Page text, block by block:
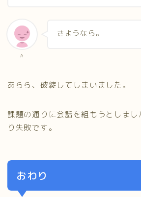
A
さようなら。
あらら、破綻してしまいました。
課題の通りに会話を組もうとしま
り失敗です。
おわり